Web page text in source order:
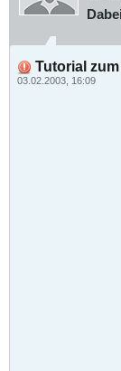
Tutorial
03.02.2003, 16:09